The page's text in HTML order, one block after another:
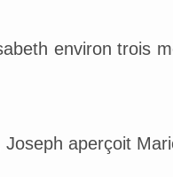
environ trois
aperçoit